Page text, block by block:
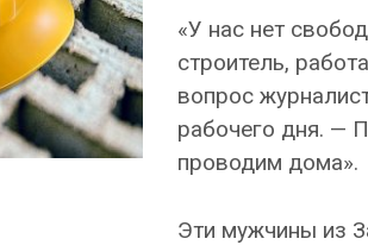
«У нас нет
строитель,
вопрос
рабочего дня. —
проводим дома».
Эти мужчины из